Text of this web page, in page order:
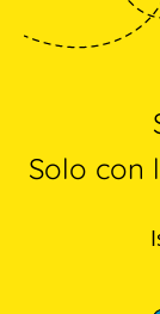
Solo con